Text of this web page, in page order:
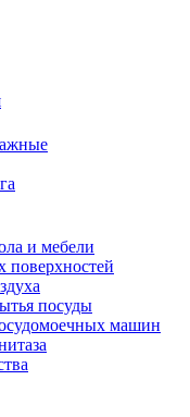
и мебели
поверхностей
посуды
машин